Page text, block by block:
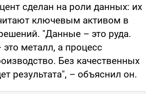
сделан на роли данных: их
ключевым активом в
"Данные – это руда.
металл, а процесс
Без качественных
результата", – объяснил он.